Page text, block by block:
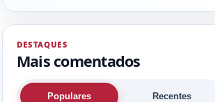
DESTAQUES
Mais comentados
Populares Recentes